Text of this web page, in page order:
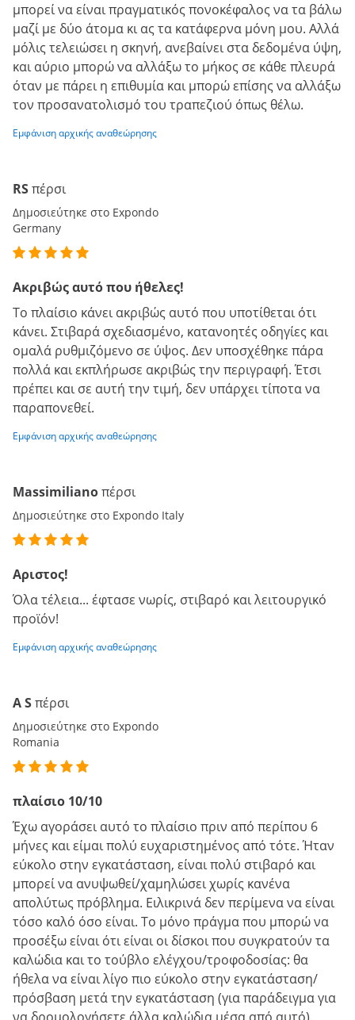
μπορεί να είναι πραγματικός πονοκέφαλος να τα βάλω
μαζί με δύο άτομα κι ας τα κατάφερνα μόνη μου. Αλλά
μόλις τελειώσει η σκηνή, ανεβαίνει στα δεδομένα ύψη,
και αύριο μπορώ να αλλάξω το μήκος σε κάθε πλευρά
όταν με πάρει η επιθυμία και μπορώ επίσης να αλλάξω
τον προσανατολισμό του τραπεζιού όπως θέλω.
Εμφάνιση αρχικής αναθεώρησης
RSπέρσι
Δημοσιεύτηκε στο Expondo
Germany
Ακριβώς αυτό που ήθελες!
Το πλαίσιο κάνει ακριβώς αυτό που υποτίθεται ότι
κάνει. Στιβαρά σχεδιασμένο, κατανοητές οδηγίες και
ομαλά ρυθμιζόμενο σε ύψος. Δεν υποσχέθηκε πάρα
πολλά και εκπλήρωσε ακριβώς την περιγραφή. Έτσι
πρέπει και σε αυτή την τιμή, δεν υπάρχει τίποτα να
παραπονεθεί.
Εμφάνιση αρχικής αναθεώρησης
Massimilianoπέρσι
Δημοσιεύτηκε στο Expondo Italy
Αριστος!
Όλα τέλεια... έφτασε νωρίς, στιβαρό και λειτουργικό
προϊόν!
Εμφάνιση αρχικής αναθεώρησης
A Sπέρσι
Δημοσιεύτηκε στο Expondo
Romania
πλαίσιο 10/10
Έχω αγοράσει αυτό το πλαίσιο πριν από περίπου 6
μήνες και είμαι πολύ ευχαριστημένος από τότε. Ήταν
εύκολο στην εγκατάσταση, είναι πολύ στιβαρό και
μπορεί να ανυψωθεί/χαμηλώσει χωρίς κανένα
απολύτως πρόβλημα. Ειλικρινά δεν περίμενα να είναι
τόσο καλό όσο είναι. Το μόνο πράγμα που μπορώ να
προσέξω είναι ότι είναι οι δίσκοι που συγκρατούν τα
καλώδια και το τούβλο ελέγχου/τροφοδοσίας: θα
ήθελα να είναι λίγο πιο εύκολο στην εγκατάσταση/
πρόσβαση μετά την εγκατάσταση (για παράδειγμα για